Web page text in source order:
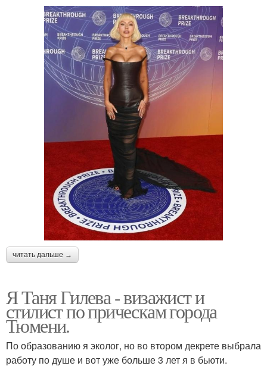
читать дальше →
Я Таня Гилева - визажист и
стилист по прическам города
Тюмени.
По образованию я эколог, но во втором декрете выбрала
работу по душе и вот уже больше 3 лет я в бьюти.